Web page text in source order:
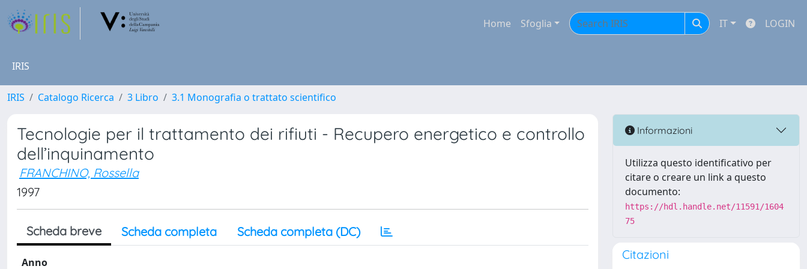
Home Sfoglia IT LOGIN
IRIS
IRIS Catalogo Ricerca 3 Libro 3.1 Monografia o trattato scientifico
Tecnologie per il trattamento dei rifiuti - Recupero energetico e controllo
dell’inquinamento
FRANCHINO, Rossella
1997
Scheda breve Scheda completa Scheda completa (DC)
Anno
Informazioni
Utilizza questo identificativo per
citare o creare un link a questo
documento:
https://hdl.handle.net/11591/1604
75
Citazioni